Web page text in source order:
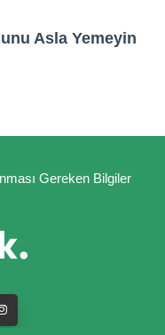
Asla Yemeyin
Gereken Bilgiler